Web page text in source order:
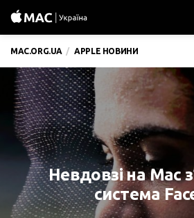
MAC.ORG.UA APPLE НОВИНИ
Невдовзі на Mac
система